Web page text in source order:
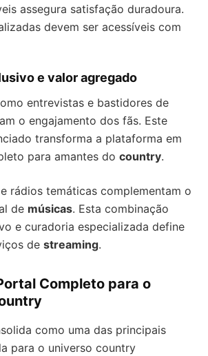
assegura satisfação duradoura.
devem ser acessíveis com
e valor agregado
entrevistas e bastidores de
o engajamento dos fãs. Este
transforma a plataforma em
para amantes do country.
rádios temáticas complementam o
de músicas. Esta combinação
e curadoria especializada define
de streaming.
Completo para o
como uma das principais
para o universo country